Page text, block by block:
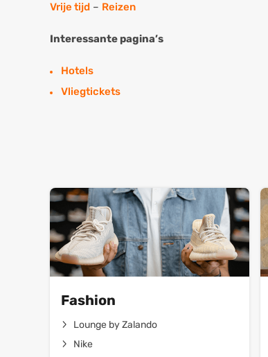
Vrije tijd – Reizen
Interessante pagina’s
Hotels
Vliegtickets
Fashion
Lounge by Zalando
Nike